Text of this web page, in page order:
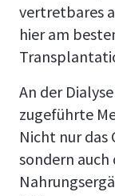
vertretbares
hier am
An der
zugeführte
Nicht nur das
sondern auch